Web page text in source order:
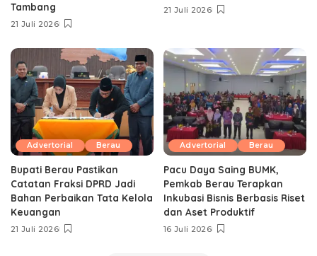
Tambang
21 Juli 2026
21 Juli 2026
Advertorial Berau
Bupati Berau Pastikan
Catatan Fraksi DPRD Jadi
Bahan Perbaikan Tata Kelola
Keuangan
21 Juli 2026
Advertorial Berau
Pacu Daya Saing BUMK,
Pemkab Berau Terapkan
Inkubasi Bisnis Berbasis Riset
dan Aset Produktif ‎
16 Juli 2026